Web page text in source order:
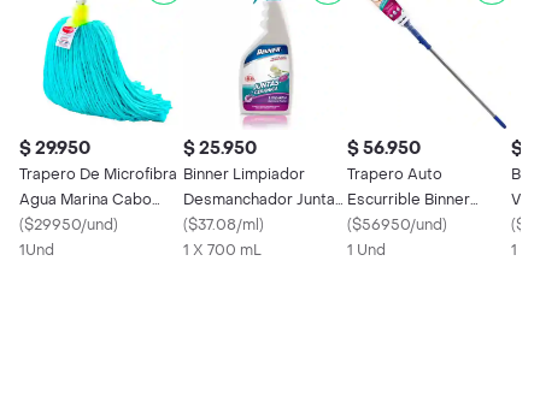
$ 29.950
Trapero De Microfibra
Agua Marina Cabo
Laminado
($29950/und)
1Und
$ 25.950
Binner Limpiador
Desmanchador Juntas
de Cerámica Lavanda
($37.08/ml)
1 X 700 mL
$ 56.950
Trapero Auto
Escurrible Binner
107561
($56950/und)
1 Und
$
1
(
1 X